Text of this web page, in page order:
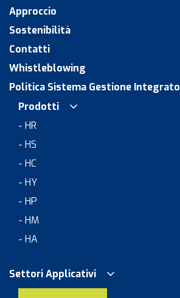
Approccio
Sostenibilità
Contatti
Whistleblowing
Politica Sistema Gestione Integrato
Prodotti
- HR
- HS
- HC
- HY
- HP
- HM
- HA
Settori Applicativi